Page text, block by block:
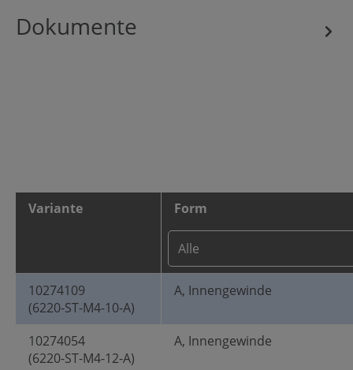
Dokumente
Variante Form
10274109
(6220-ST-M4-10-A)
A, Innengewinde
10274054
(6220-ST-M4-12-A)
A, Innengewinde